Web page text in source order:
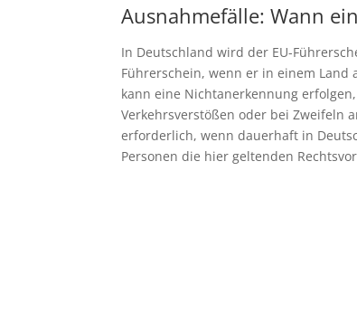
Ausnahmefälle: Wann
In Deutschland wird der EU-
Führerschein, wenn er in einem
kann eine Nichtanerkennung
Verkehrsverstößen oder bei Zweifeln
erforderlich, wenn dauerhaft in
Personen die hier geltenden